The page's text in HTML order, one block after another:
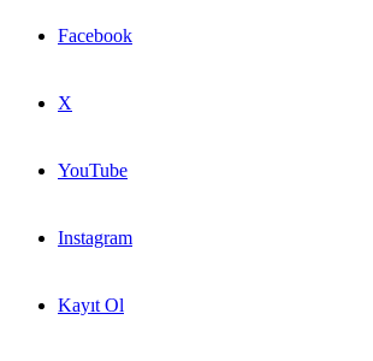
Facebook
X
YouTube
Instagram
Kayıt Ol